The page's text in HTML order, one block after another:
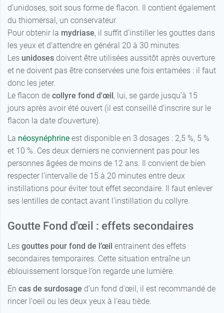
d’unidoses, soit sous forme de flacon. Il contient également
du thiomersal, un conservateur.
Pour obtenir la mydriase, il suffit d’instiller les gouttes dans
les yeux et d’attendre en général 20 à 30 minutes.
Les unidoses doivent être utilisées aussitôt après ouverture
et ne doivent pas être conservées une fois entamées : il faut
donc les jeter.
Le flacon de collyre fond d'œil, lui, se garde jusqu’à 15
jours après avoir été ouvert (il est conseillé d’inscrire sur le
flacon la date d’ouverture).
La néosynéphrine est disponible en 3 dosages : 2,5 %, 5 %
et 10 %. Ces deux derniers ne conviennent pas pour les
personnes âgées de moins de 12 ans. Il convient de bien
respecter l’intervalle de 15 à 20 minutes entre deux
instillations pour éviter tout effet secondaire. Il faut enlever
ses lentilles de contact avant l’instillation du collyre.
Goutte Fond d'œi l : effets secondaires
Les gouttes pour fond de l’œil entrainent des effets
secondaires temporaires. Cette situation entraîne un
éblouissement lorsque l’on regarde une lumière.
En cas de surdosage d'un fond d'œil, il est recommandé de
rincer l'oeil ou les deux yeux à l'eau tiède.